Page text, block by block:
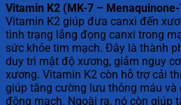
Vitamin K2 (MK-7 –
Vitamin K2 giúp đưa canxi đến
tình trạng lắng đọng canxi trong
sức khỏe tim mạch. Đây là thành
duy trì mật độ xương, giảm nguy
xương. Vitamin K2 còn hỗ trợ cải
giúp tăng cường lưu thông máu và
động mạch. Ngoài ra, nó còn giúp